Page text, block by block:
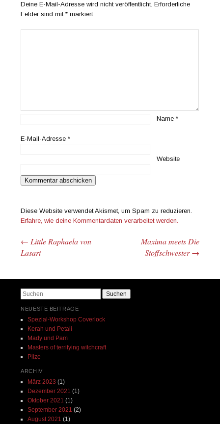
Deine E-Mail-Adresse wird nicht veröffentlicht. Erforderliche
Felder sind mit* markiert
Name*
E-Mail-Adresse*
Website
Diese Website verwendet Akismet, um Spam zu reduzieren.
Erfahre, wie deine Kommentardaten verarbeitet werden.
Beitrags-Navigation
← Little Raphaela von
Lasari
Maxima meets Die
Stoffschwester→
Suchen
NEUESTE BEITRÄGE
Spezial-Workshop Coverlock
Kerah und Petali
Mady und Pam
Masters of terrifying witchcraft
Pilze
ARCHIV
März 2023 (1)
Dezember 2021 (1)
Oktober 2021 (1)
September 2021 (2)
August 2021 (1)